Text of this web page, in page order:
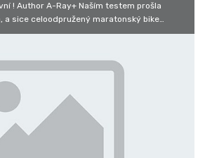
prošla
a sice celoodpružený maratonský bike